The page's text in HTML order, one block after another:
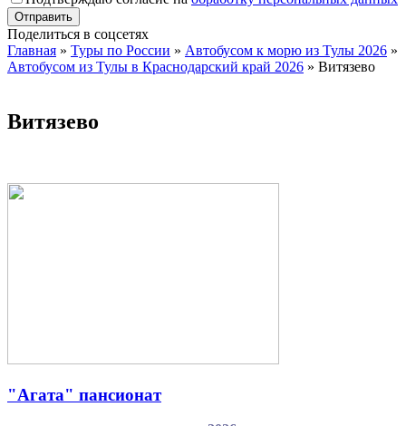
Поделиться в соцсетях
Главная » Туры по России » Автобусом к морю из Тулы 2026 »
Автобусом из Тулы в Краснодарский край 2026 » Витязево
Витязево
"Агата" пансионат